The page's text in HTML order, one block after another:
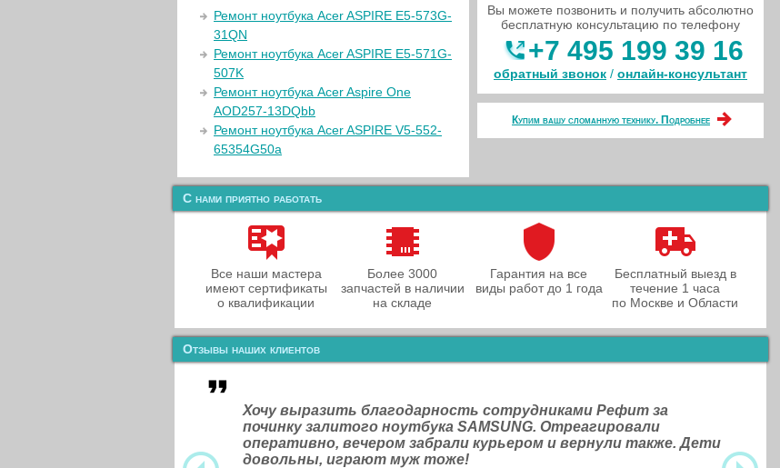
Ремонт ноутбука Acer ASPIRE E5-573G-
31QN
Ремонт ноутбука Acer ASPIRE E5-571G-
507K
Ремонт ноутбука Acer Aspire One
AOD257-13DQbb
Ремонт ноутбука Acer ASPIRE V5-552-
65354G50a
Вы можете позвонить и получить абсолютно
бесплатную консультацию по телефону
+7 495 199 39 16
обратный звонок / онлайн‑консультант
Купим вашу сломанную технику. Подробнее
С нами приятно работать
Все наши мастера
имеют сертификаты
о квалификации
Более 3000
запчастей в наличии
на складе
Гарантия на все
виды работ до 1 года
Бесплатный выезд в
течение 1 часа
по Москве и Области
Отзывы наших клиентов
Хочу выразить благодарность сотрудниками Рефит за
починку залитого ноутбука SAMSUNG. Отреагировали
оперативно, вечером забрали курьером и вернули также. Дети
довольны, играют муж тоже!